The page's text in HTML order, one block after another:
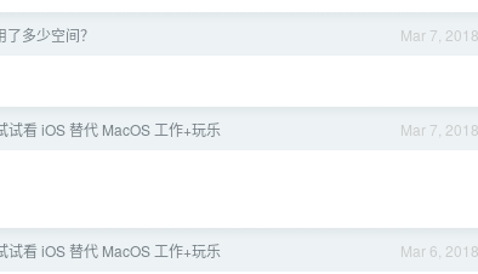
Mar 7, 2018
多少空间？
Mar 7, 2018
看 iOS 替代 MacOS 工作+玩乐
Mar 6, 2018
看 iOS 替代 MacOS 工作+玩乐